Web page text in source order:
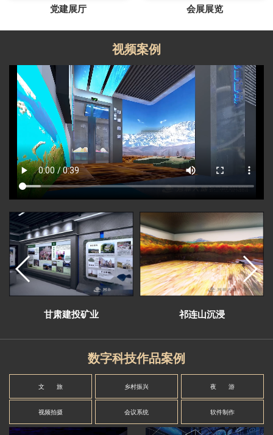
党建展厅 会展展览
视频案例
甘肃建投矿业 祁连山沉浸
数字科技作品案例
文 旅 乡村振兴 夜 游
视频拍摄 会议系统 软件制作